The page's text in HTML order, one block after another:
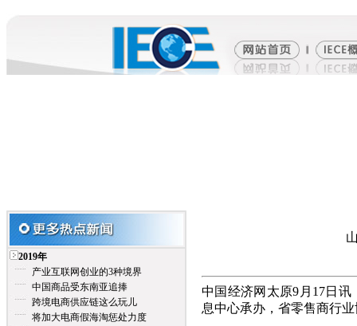
2019年
产业互联网创业的3种境界
中国商品受东南亚追捧
跨境电商供应链这么玩儿
将加大电商假海淘惩处力度
中国经济网太原9月17日
息中心承办，省零售商行